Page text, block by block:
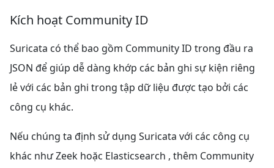
Kích hoạt Community ID
Suricata có thể bao gồm Community ID trong đầu ra
JSON để giúp dễ dàng khớp các bản ghi sự kiện riêng
lẻ với các bản ghi trong tập dữ liệu được tạo bởi các
công cụ khác.
Nếu chúng ta định sử dụng Suricata với các công cụ
khác như Zeek hoặc Elasticsearch , thêm Community